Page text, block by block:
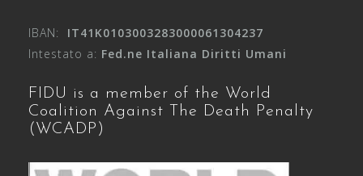
IBAN: IT41K0103003283000061304237
Intestato a: Fed.ne Italiana Diritti Umani
FIDU is a member of the World
Coalition Against The Death Penalty
(WCADP)